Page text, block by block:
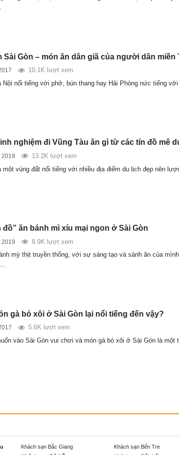
Sài Gòn – món ăn dân giã của người dân miền
10.1K lượt xem
Nội nổi tiếng với phở, bún thang hay Hải Phòng nức tiếng với
nghiệm đi Vũng Tàu ăn gì từ các tín đồ mê
2019
13.2K lượt xem
một vùng đất nổi tiếng với nhiều địa điểm du lịch đẹp nên
đồ” ăn bánh mì xíu mại ngon ở Sài Gòn
2019
8.9K lượt xem
mỳ thịt truyền thống, với sự sáng tạo và sành ăn của
gà bó xôi ở Sài Gòn lại nổi tiếng đến vậy?
5.6K lượt xem
vào Sài Gòn vui chơi và món gà bó xôi ở Sài Gòn là một
Khách sạn Bắc Giang Khách sạn Bến Tre